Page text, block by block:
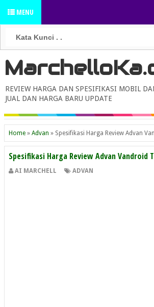
MENU
REVIEW HARGA DAN SPESIFIKASI MOBIL
JUAL DAN HARGA BARU UPDATE
Home » Advan » Spesifikasi Harga Review Advan
Spesifikasi Harga Review Advan Vandroid
AI MARCHELL ADVAN